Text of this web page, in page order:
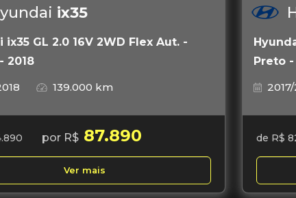
ix35
ix35 GL 2.0 16V 2WD Flex Aut. -
2018
139.000 km
por R$ 87.890
Ver mais
Preto -
de R$